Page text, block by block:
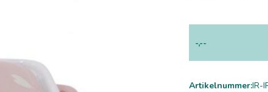
-,--
Artikelnummer:IR-